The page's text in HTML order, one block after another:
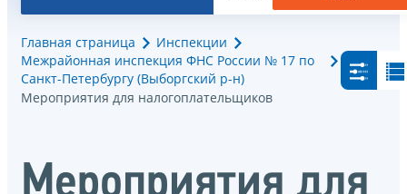
Главная страница
Инспекции
Межрайонная инспекция ФНС России № 17 по
Санкт-Петербургу (Выборгский р-н)
Мероприятия для налогоплательщиков